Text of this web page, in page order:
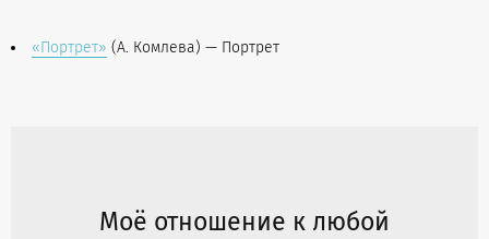
«Портрет» (А. Комлева) — Портрет
Моё отношение к любой